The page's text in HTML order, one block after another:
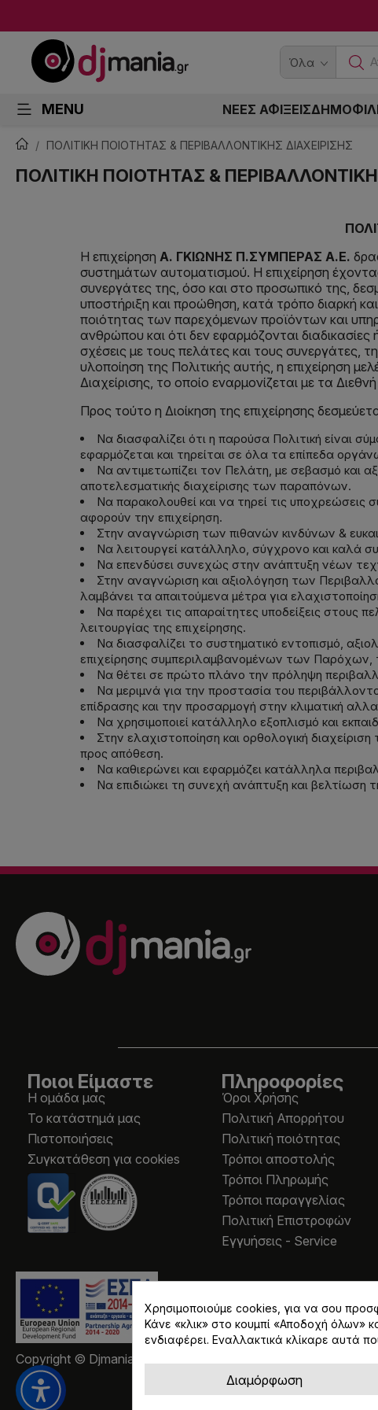
Όλα
MENU ΝΕΕΣ ΑΦΙΞΕΙΣ
ΠΟΛΙΤΙΚΗ ΠΟΙΟΤΗΤΑΣ & ΠΕΡΙΒΑΛΛΟΝΤΙΚΗΣ ΔΙΑΧΕΙΡΙΣΗΣ
ΠΟΛΙΤΙΚΗ ΠΟΙΟΤΗΤΑΣ &
Η επιχείρηση Α. ΓΚΙΩΝΗΣ Π.ΣΥΜΠΕΡΑΣ Α.Ε.
συστημάτων αυτοματισμού. Η επιχείρηση
συνεργάτες της, όσο και στο προσωπικό της,
υποστήριξη και προώθηση, κατά τρόπο διαρκή
ποιότητας των παρεχόμενων προϊόντων και
ανθρώπου και ότι δεν εφαρμόζονται
σχέσεις με τους πελάτες και τους συνεργάτες,
υλοποίηση της Πολιτικής αυτής, η επιχείρηση
Διαχείρισης, το οποίο εναρμονίζεται με τα
Προς τούτο η Διοίκηση της επιχείρησης
Να διασφαλίζει ότι η παρούσα Πολιτική είναι
εφαρμόζεται και τηρείται σε όλα τα επίπεδα
Να αντιμετωπίζει τον Πελάτη, με σεβασμό και
αποτελεσματικής διαχείρισης των παραπόνων.
Να παρακολουθεί και να τηρεί τις
αφορούν την επιχείρηση.
Στην αναγνώριση των πιθανών κινδύνων &
Να λειτουργεί κατάλληλο, σύγχρονο και καλά
Να επενδύσει συνεχώς στην ανάπτυξη νέων
Στην αναγνώριση και αξιολόγηση των
λαμβάνει τα απαιτούμενα μέτρα για
Να παρέχει τις απαραίτητες υποδείξεις
λειτουργίας της επιχείρησης.
Να διασφαλίζει το συστηματικό εντοπισμό,
επιχείρησης συμπεριλαμβανομένων των
Να θέτει σε πρώτο πλάνο την πρόληψη
Να μεριμνά για την προστασία του
επίδρασης και την προσαρμογή στην κλιματική
Να χρησιμοποιεί κατάλληλο εξοπλισμό και
Στην ελαχιστοποίηση και ορθολογική
προς απόθεση.
Να καθιερώνει και εφαρμόζει κατάλληλα
Να επιδιώκει τη συνεχή ανάπτυξη και
Ποιοι Είμαστε
Η ομάδα μας
Το κατάστημά μας
Πιστοποιήσεις
Συγκατάθεση για cookies
Πληροφορίες
Όροι Χρήσης
Πολιτική Απορρήτου
Πολιτική ποιότητας
Τρόποι αποστολής
Τρόποι Πληρωμής
Τρόποι παραγγελίας
Πολιτική Επιστροφών
Εγγυήσεις - Service
Copyright © Djmania 2026 / Οι τιμές περιλαμβάνουν ΦΠΑ
Χρησιμοποιούμε cookies, για να σου
Κάνε «κλικ» στο κουμπί «Αποδοχή όλων»
ενδιαφέρει. Εναλλακτικά κλίκαρε αυτά
Διαμόρφωση